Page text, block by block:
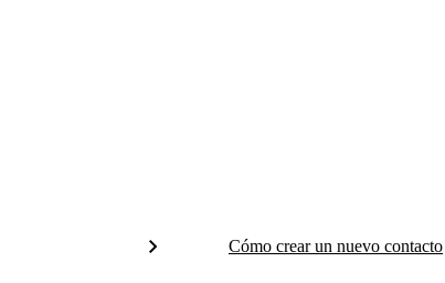
Cómo crear un nuevo contacto